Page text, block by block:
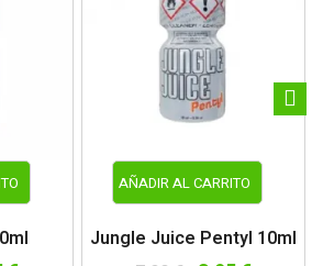
AÑADIR AL CARRITO
Jungle Juice Pentyl 10ml